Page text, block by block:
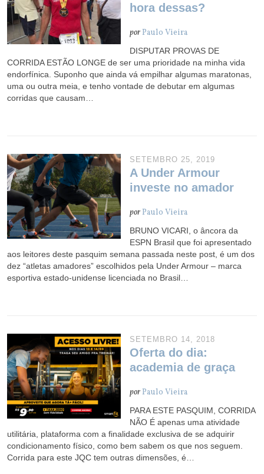
hora dessas?
porPaulo Vieira
DISPUTAR PROVAS DE
CORRIDA ESTÃO LONGE de ser uma prioridade na minha vida
endorfínica. Suponho que ainda vá empilhar algumas maratonas,
uma ou outra meia, e tenho vontade de debutar em algumas
corridas que causam…
SETEMBRO 25, 2019
A Under Armour
investe no amador
porPaulo Vieira
BRUNO VICARI, o âncora da
ESPN Brasil que foi apresentado
aos leitores deste pasquim semana passada neste post, é um dos
dez “atletas amadores” escolhidos pela Under Armour – marca
esportiva estado-unidense licenciada no Brasil…
SETEMBRO 14, 2018
Oferta do dia:
academia de graça
porPaulo Vieira
PARA ESTE PASQUIM, CORRIDA
NÃO É apenas uma atividade
utilitária, plataforma com a finalidade exclusiva de se adquirir
condicionamento físico, como bem sabem os que nos seguem.
Corrida para este JQC tem outras dimensões, é…